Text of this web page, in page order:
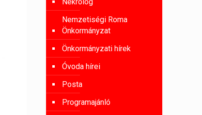
Nemzetiségi Roma
Önkormányzat
Önkormányzati hírek
Óvoda hírei
Posta
Programajánló